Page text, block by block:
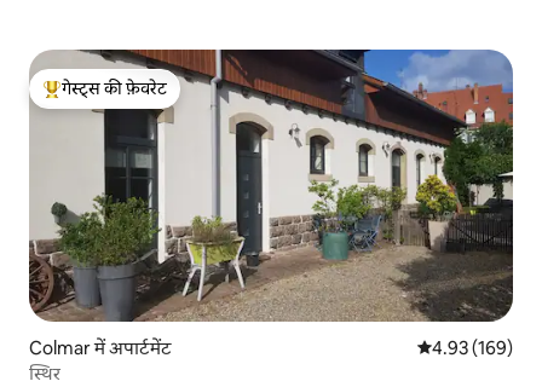
गेस्ट्स का टॉप फ़ेवरेट
गेस्ट्स की फ़ेवरेट
Colmar में अपार्टमेंट औसत रेटिंग 5 में से
4.93 (169)
स्थिर